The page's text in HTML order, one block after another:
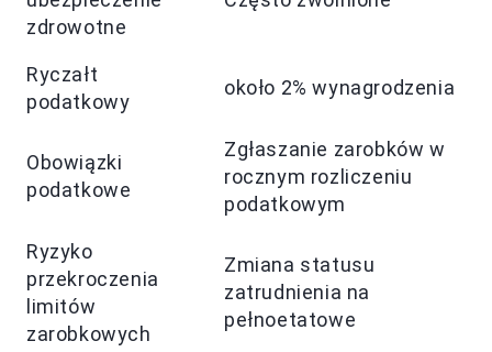
zdrowotne
Ryczałt
podatkowy
około 2% wynagrodzenia
Obowiązki
podatkowe
Zgłaszanie zarobków w
rocznym rozliczeniu
podatkowym
Ryzyko
przekroczenia
limitów
zarobkowych
Zmiana statusu
zatrudnienia na
pełnoetatowe